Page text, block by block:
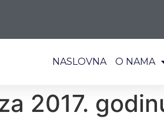
NASLOVNA O NAMA
2017.